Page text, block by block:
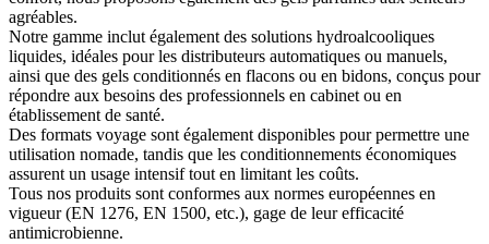
agréables.
Notre gamme inclut également des solutions hydroalcooliques
liquides, idéales pour les distributeurs automatiques ou manuels,
ainsi que des gels conditionnés en flacons ou en bidons, conçus pour
répondre aux besoins des professionnels en cabinet ou en
établissement de santé.
Des formats voyage sont également disponibles pour permettre une
utilisation nomade, tandis que les conditionnements économiques
assurent un usage intensif tout en limitant les coûts.
Tous nos produits sont conformes aux normes européennes en
vigueur (EN 1276, EN 1500, etc.), gage de leur efficacité
antimicrobienne.